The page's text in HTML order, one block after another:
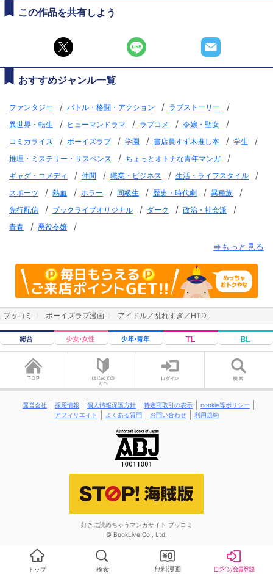
この作品を共有しよう
おすすめジャンル一覧
ファンタジー / バトル・格闘・アクション / ラブストーリー /
異世界・転生 / ヒューマンドラマ / ラブコメ / 令嬢・聖女 /
コミカライズ / ボーイズラブ / 学園 / 書店員すず木推し本 / 学生 /
推理・ミステリー・サスペンス / ちょっとオトナな青年マンガ /
ギャグ・コメディ / 仲間 / 職業・ビジネス / 生活・ライフスタイル /
スポーツ / 熱血 / ホラー / 同級生 / 歴史・時代劇 / 異種族 /
先行配信 / ブックライブオリジナル / ダーク / 政治・社会派 /
青春 / 悪役令嬢
/
⇒もっと見る
ブッコミ ボーイズラブ漫画 アイドル／乱れすぎ／HTD
運営会社 採用情報 個人情報保護方針 特定商取引の表示
cookie等ポリシー
アフィリエイト
よくある質問 お問い合わせ 利用規約
好きに読めちゃうマンガサイト ブッコミ
© BookLive Co., Ltd.
トップ 検索